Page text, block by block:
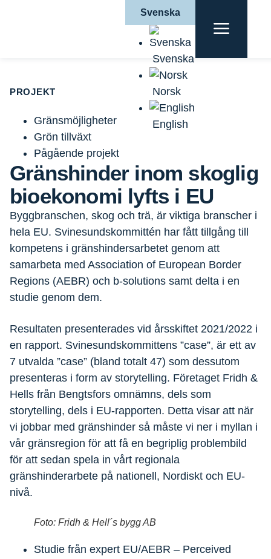
Svenska
Svenska
Norsk
English
Gemensamma byggregler i Norden
Gränshinder inom skoglig bioekonomi lyfts i EU
PROJEKT
Gränsmöjligheter
Grön tillväxt
Pågående projekt
Gränshinder inom skoglig
bioekonomi lyfts i EU
Byggbranschen, skog och trä, är viktiga branscher i
hela EU. Svinesundskommittén har fått tillgång till
kompetens i gränshindersarbetet genom att
samarbeta med Association of European Border
Regions (AEBR) och b-solutions samt delta i en
studie genom dem.
Resultaten presenterades vid årsskiftet 2021/2022 i
en rapport. Svinesundskommittens ”case”, är ett av
7 utvalda ”case” (bland totalt 47) som dessutom
presenteras i form av storytelling. Företaget Fridh &
Hells från Bengtsfors omnämns, dels som
storytelling, dels i EU-rapporten. Detta visar att när
vi jobbar med gränshinder så måste vi ner i myllan i
vår gränsregion för att få en begriplig problembild
för att sedan spela in vårt regionala
gränshinderarbete på nationell, Nordiskt och EU-
nivå.
Foto: Fridh & Hell´s bygg AB
Studie från expert EU/AEBR – Perceived